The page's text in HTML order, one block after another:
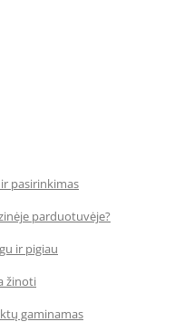
pasirinkimas
parduotuvėje?
ir pigiau
žinoti
gaminamas